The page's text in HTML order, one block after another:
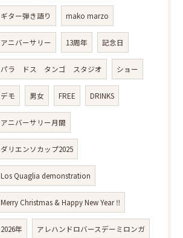
ギター弾き語り mako marzo
アニバーサリー 13周年 記念日
パラ ドス タンゴ スタジオ ショー
デモ 男女 FREE DRINKS
アニバーサリー月間
ダリエンソカップ2025
Los Quaglia demonstration
Merry Christmas & Happy New Year ‼️
2026年 アレハンドロバースデーミロンガ